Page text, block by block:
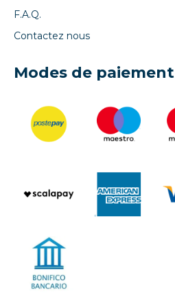
F.A.Q.
Contactez nous
Modes de paiement